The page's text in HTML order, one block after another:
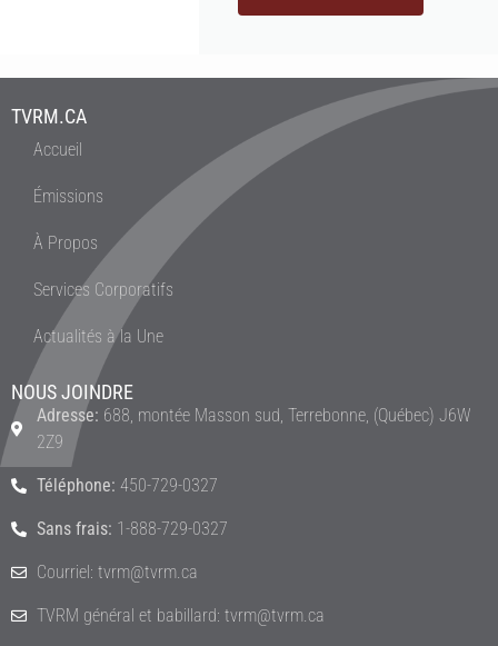
TVRM.CA
Accueil
Émissions
À Propos
Services Corporatifs
Actualités à la Une
NOUS JOINDRE
Adresse: 688, montée Masson sud, Terrebonne, (Québec) J6W
2Z9
Téléphone: 450-729-0327
Sans frais: 1-888-729-0327
Courriel: tvrm@tvrm.ca
TVRM général et babillard: tvrm@tvrm.ca